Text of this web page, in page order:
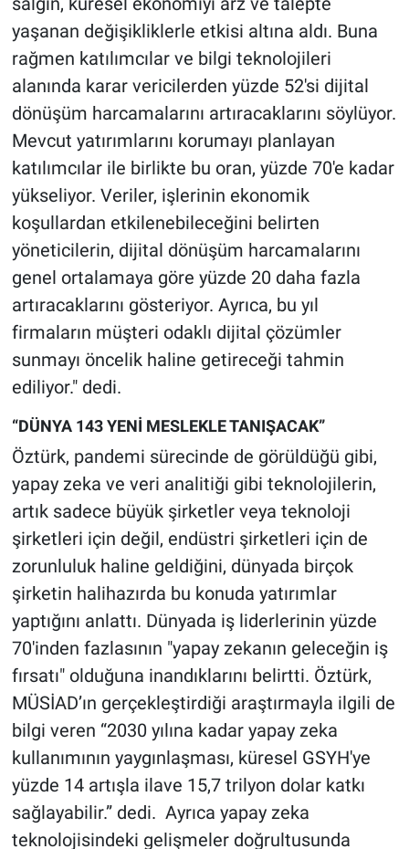
yaşanan değişikliklerle etkisi altına aldı. Buna
rağmen katılımcılar ve bilgi teknolojileri
alanında karar vericilerden yüzde 52'si dijital
dönüşüm harcamalarını artıracaklarını söylüyor.
Mevcut yatırımlarını korumayı planlayan
katılımcılar ile birlikte bu oran, yüzde 70'e kadar
yükseliyor. Veriler, işlerinin ekonomik
koşullardan etkilenebileceğini belirten
yöneticilerin, dijital dönüşüm harcamalarını
genel ortalamaya göre yüzde 20 daha fazla
artıracaklarını gösteriyor. Ayrıca, bu yıl
firmaların müşteri odaklı dijital çözümler
sunmayı öncelik haline getireceği tahmin
ediliyor." dedi.
“DÜNYA 143 YENİ MESLEKLE TANIŞACAK”
Öztürk, pandemi sürecinde de görüldüğü gibi,
yapay zeka ve veri analitiği gibi teknolojilerin,
artık sadece büyük şirketler veya teknoloji
şirketleri için değil, endüstri şirketleri için de
zorunluluk haline geldiğini, dünyada birçok
şirketin halihazırda bu konuda yatırımlar
yaptığını anlattı. Dünyada iş liderlerinin yüzde
70'inden fazlasının "yapay zekanın geleceğin iş
fırsatı" olduğuna inandıklarını belirtti. Öztürk,
MÜSİAD’ın gerçekleştirdiği araştırmayla ilgili de
bilgi veren “2030 yılına kadar yapay zeka
kullanımının yaygınlaşması, küresel GSYH'ye
yüzde 14 artışla ilave 15,7 trilyon dolar katkı
sağlayabilir.” dedi. Ayrıca yapay zeka
teknolojisindeki gelişmeler doğrultusunda